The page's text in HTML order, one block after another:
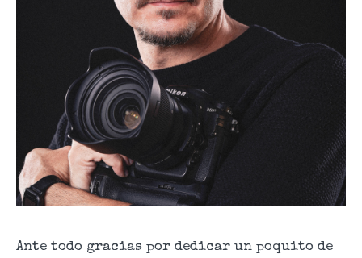
Ante todo gracias por dedicar un poquito de